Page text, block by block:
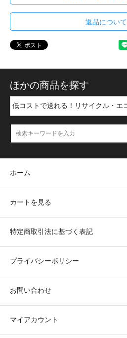
返品について
ほかの商品を探す
ホーム
カートを見る
特定商取引法に基づく表記
プライバシーポリシー
お問い合わせ
マイアカウント